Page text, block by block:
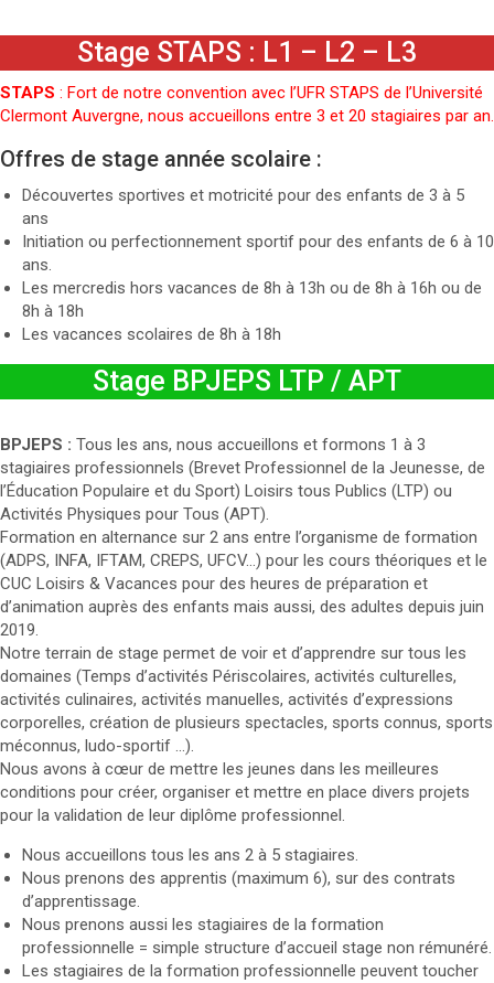
Stage STAPS : L1 – L2 – L3
STAPS : Fort de notre convention avec l’UFR STAPS de l’Université
Clermont Auvergne, nous accueillons entre 3 et 20 stagiaires par an.
Offres de stage année scolaire :
Découvertes sportives et motricité pour des enfants de 3 à 5
ans
Initiation ou perfectionnement sportif pour des enfants de 6 à 10
ans.
Les mercredis hors vacances de 8h à 13h ou de 8h à 16h ou de
8h à 18h
Les vacances scolaires de 8h à 18h
Stage BPJEPS LTP / APT
BPJEPS : Tous les ans, nous accueillons et formons 1 à 3
stagiaires professionnels (Brevet Professionnel de la Jeunesse, de
l’Éducation Populaire et du Sport) Loisirs tous Publics (LTP) ou
Activités Physiques pour Tous (APT).
Formation en alternance sur 2 ans entre l’organisme de formation
(ADPS, INFA, IFTAM, CREPS, UFCV…) pour les cours théoriques et le
CUC Loisirs & Vacances pour des heures de préparation et
d’animation auprès des enfants mais aussi, des adultes depuis juin
2019.
Notre terrain de stage permet de voir et d’apprendre sur tous les
domaines (Temps d’activités Périscolaires, activités culturelles,
activités culinaires, activités manuelles, activités d’expressions
corporelles, création de plusieurs spectacles, sports connus, sports
méconnus, ludo-sportif …).
Nous avons à cœur de mettre les jeunes dans les meilleures
conditions pour créer, organiser et mettre en place divers projets
pour la validation de leur diplôme professionnel.
Nous accueillons tous les ans 2 à 5 stagiaires.
Nous prenons des apprentis (maximum 6), sur des contrats
d’apprentissage.
Nous prenons aussi les stagiaires de la formation
professionnelle = simple structure d’accueil stage non rémunéré.
Les stagiaires de la formation professionnelle peuvent toucher